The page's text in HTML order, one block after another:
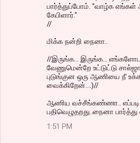
பார்த்துப்போம். "வாழ்க
கேபிளார்."
//
மிக்க நன்றி நைனா..
//இருங்க... இருங்க...
வேணுமென்றே உட்டுட்டு
புடுங்குன ஒரு ஆணியை நீ
வைக்கிறேன்....)//
ஆணிய வச்சீங்கண்ணா.. எப்படி
பதிவெழுதறது..நைனா பார்த்து
1:51 PM